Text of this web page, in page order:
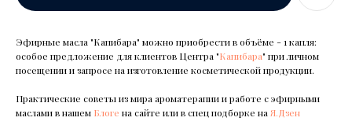
Эфирные масла "Капибара" можно приобрести в объёме - 1 капля:
особое предложение для клиентов Центра "Капибара" при личном
посещении и запросе на изготовление косметической продукции.
Практические советы из мира ароматерапии и работе с эфирными
маслами в нашем Блоге на сайте или в спец подборке на Я.Дзен